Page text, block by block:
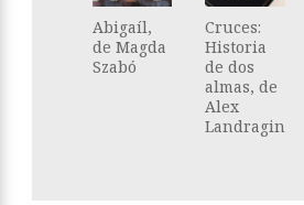
Abigaíl,
de Magda
Szabó
Cruces:
Historia
de dos
almas, de
Alex
Landragin